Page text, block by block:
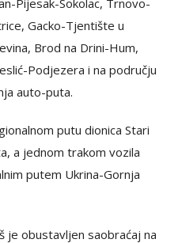
Pijesak-Sokolac, Trnovo-
Gacko-Tjentište u
Brod na Drini-Hum,
Podjezera i na području
auto-puta.
putu dionica Stari
a jednom trakom vozila
putem Ukrina-Gornja
je obustavljen saobraćaj na